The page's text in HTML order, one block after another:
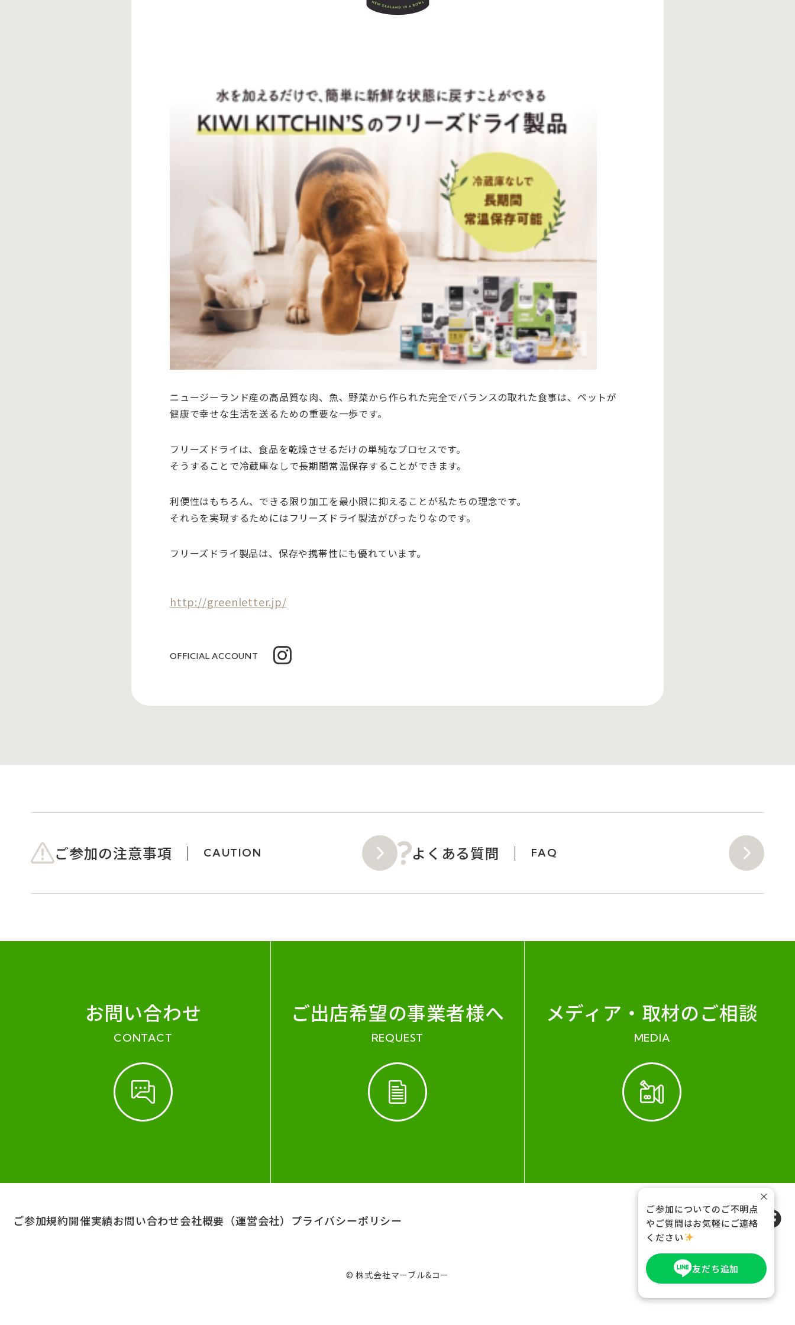
ニュージーランド産の高品質な肉、魚、野菜から作られた完全でバランスの取れた食事は、ペットが
健康で幸せな生活を送るための重要な一歩です。
フリーズドライは、食品を乾燥させるだけの単純なプロセスです。
そうすることで冷蔵庫なしで長期間常温保存することができます。
利便性はもちろん、できる限り加工を最小限に抑えることが私たちの理念です。
それらを実現するためにはフリーズドライ製法がぴったりなのです。
フリーズドライ製品は、保存や携帯性にも優れています。
http://greenletter.jp/
OFFICIAL ACCOUNT
ご参加の注意事項 CAUTION よくある質問 FAQ
お問い合わせ
CONTACT
ご出店希望の事業者様へ
REQUEST
メディア・ 取材のご相談
MEDIA
ご参加規約開催実績お問い合わせ会社概要（運営会社） プライバシーポリシー FOLLOW US
© 株式会社マーブル&コー
ご参加についてのご不明点
やご質問はお気軽にご連絡
ください
友だち追加
×